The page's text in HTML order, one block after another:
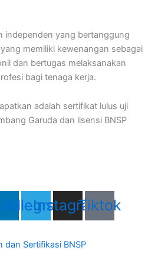
independen yang bertanggung
memiliki kewenangan sebagai
dan bertugas melaksanakan
bagi tenaga kerja.
adalah sertifikat lulus uji
Garuda dan lisensi BNSP
Telegram
Instagram
Tiktok
dan Sertifikasi BNSP